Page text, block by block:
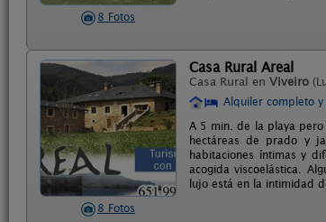
8 Fotos
8 Fotos
Casa Rural Areal
Casa Rural en Viveiro
Alquiler completo
A 5 min. de la playa pero
hectáreas de prado y
habitaciones íntimas y
acogida viscoelástica.
lujo está en la intimidad